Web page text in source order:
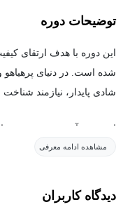
توضیحات دوره
این دوره با هدف ارتقای
شده است. در دنیای
شادی پایدار، نیازمند
اثبات‌شده را ارائه می‌دهد
مخاطبان این دوره، تمامی
مشاهده ادامه معرفی
دیدگاه کاربران